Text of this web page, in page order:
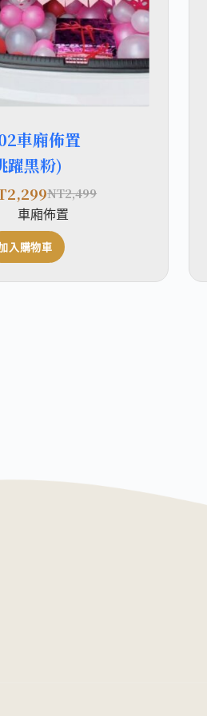
車廂佈置
躍黑粉)
NT2,499
2,299
車廂佈置
入購物車